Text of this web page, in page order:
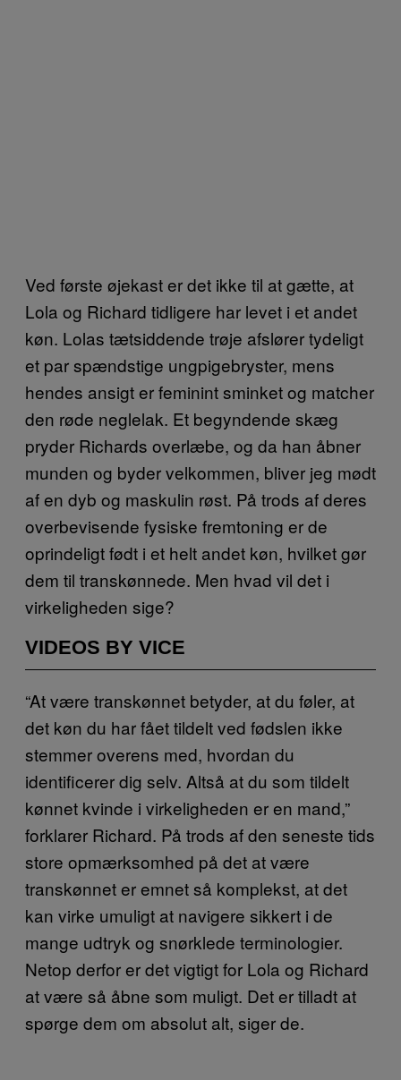
Ved første øjekast er det ikke til at gætte, at
Lola og Richard tidligere har levet i et andet
køn. Lolas tætsiddende trøje afslører tydeligt
et par spændstige ungpigebryster, mens
hendes ansigt er feminint sminket og matcher
den røde neglelak. Et begyndende skæg
pryder Richards overlæbe, og da han åbner
munden og byder velkommen, bliver jeg mødt
af en dyb og maskulin røst. På trods af deres
overbevisende fysiske fremtoning er de
oprindeligt født i et helt andet køn, hvilket gør
dem til transkønnede. Men hvad vil det i
virkeligheden sige?
VIDEOS BY VICE
“At være transkønnet betyder, at du føler, at
det køn du har fået tildelt ved fødslen ikke
stemmer overens med, hvordan du
identificerer dig selv. Altså at du som tildelt
kønnet kvinde i virkeligheden er en mand,”
forklarer Richard. På trods af den seneste tids
store opmærksomhed på det at være
transkønnet er emnet så komplekst, at det
kan virke umuligt at navigere sikkert i de
mange udtryk og snørklede terminologier.
Netop derfor er det vigtigt for Lola og Richard
at være så åbne som muligt. Det er tilladt at
spørge dem om absolut alt, siger de.